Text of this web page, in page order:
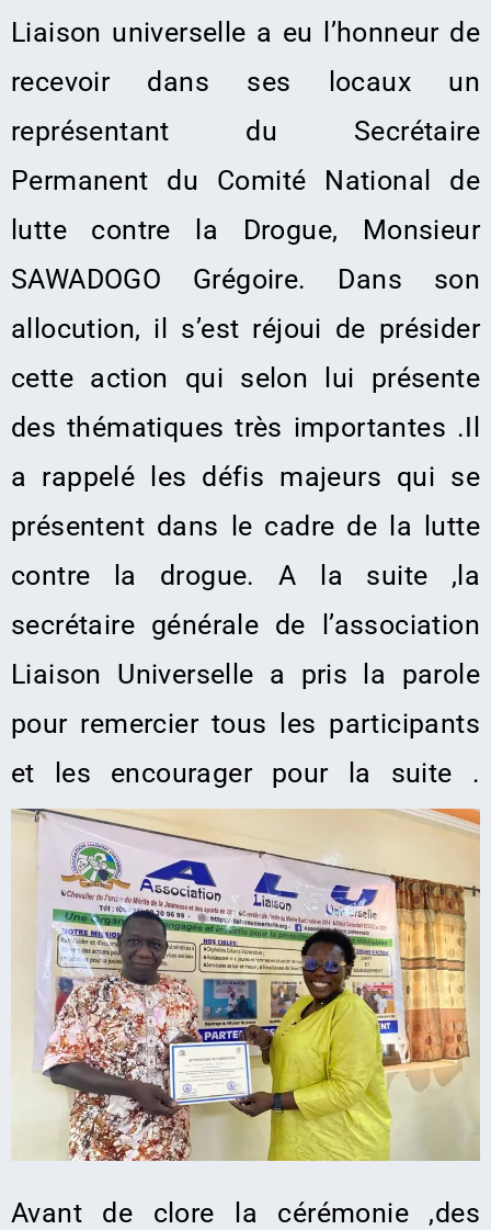
Liaison universelle a eu l’honneur de
recevoir dans ses locaux un
représentant du Secrétaire
Permanent du Comité National de
lutte contre la Drogue, Monsieur
SAWADOGO Grégoire. Dans son
allocution, il s’est réjoui de présider
cette action qui selon lui présente
des thématiques très importantes .Il
a rappelé les défis majeurs qui se
présentent dans le cadre de la lutte
contre la drogue. A la suite ,la
secrétaire générale de l’association
Liaison Universelle a pris la parole
pour remercier tous les participants
et les encourager pour la suite .
Avant de clore la cérémonie ,des